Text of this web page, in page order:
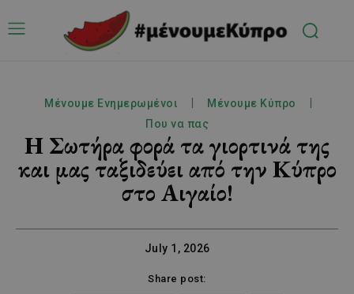
Μένουμε Ενημερωμένοι
Μένουμε Κύπρο
Που να πας
Η Σωτήρα φορά τα γιορτινά της
και μας ταξιδεύει από την Κύπρο
στο Αιγαίο!
July 1, 2026
Share post: